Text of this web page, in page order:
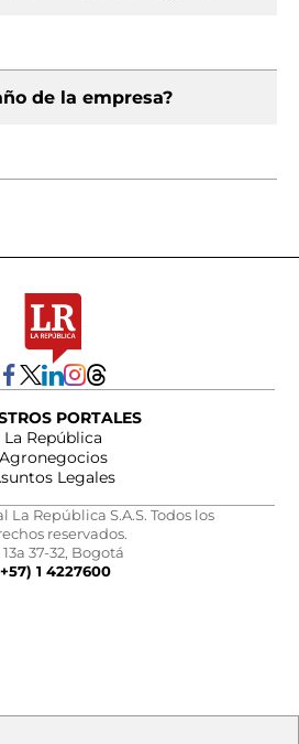
de la empresa?
PORTALES
La República
Agronegocios
Legales
La República S.A.S. Todos los
reservados.
13a 37-32, Bogotá
1 4227600